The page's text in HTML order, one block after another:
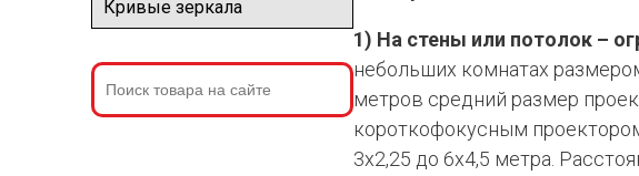
Кривые зеркала
1) На стены или потолок –
небольших комнатах
метров средний размер
короткофокусным
3х2,25 до 6х4,5 метра.